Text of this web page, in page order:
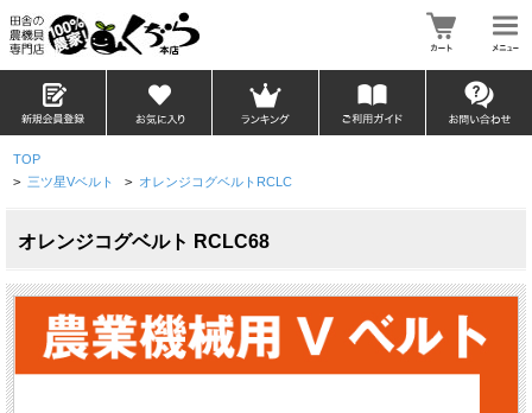
TOP
> 三ツ星Vベルト > オレンジコグベルトRCLC
オレンジコグベルト RCLC68